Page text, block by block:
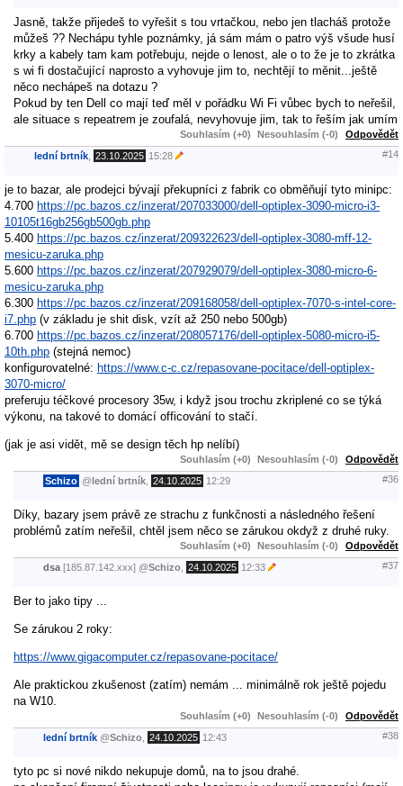
Jasně, takže přijedeš to vyřešit s tou vrtačkou, nebo jen tlacháš protože
můžeš ?? Nechápu tyhle poznámky, já sám mám o patro výš všude husí
krky a kabely tam kam potřebuju, nejde o lenost, ale o to že je to zkrátka
s wi fi dostačující naprosto a vyhovuje jim to, nechtějí to měnit...ještě
něco nechápeš na dotazu ?
Pokud by ten Dell co mají teď měl v pořádku Wi Fi vůbec bych to neřešil,
ale situace s repeatrem je zoufalá, nevyhovuje jim, tak to řeším jak umím
Souhlasím (+0) Nesouhlasím (-0) Odpovědět
lední brtník 23.10.2025 15:28 #14
je to bazar, ale prodejci bývají překupníci z fabrik co obměňují tyto minipc:
4.700 https://pc.bazos.cz/inzerat/207033000/dell-optiplex-3090-micro-i3-
10105t16gb256gb500gb.php
5.400 https://pc.bazos.cz/inzerat/209322623/dell-optiplex-3080-mff-12-
mesicu-zaruka.php
5.600 https://pc.bazos.cz/inzerat/207929079/dell-optiplex-3080-micro-6-
mesicu-zaruka.php
6.300 https://pc.bazos.cz/inzerat/209168058/dell-optiplex-7070-s-intel-core-
i7.php (v základu je shit disk, vzít až 250 nebo 500gb)
6.700 https://pc.bazos.cz/inzerat/208057176/dell-optiplex-5080-micro-i5-
10th.php (stejná nemoc)
konfigurovatelné: https://www.c-c.cz/repasovane-pocitace/dell-optiplex-
3070-micro/
preferuju téčkové procesory 35w, i když jsou trochu zkriplené co se týká
výkonu, na takové to domácí officování to stačí.
(jak je asi vidět, mě se design těch hp nelíbí)
Souhlasím (+0) Nesouhlasím (-0) Odpovědět
Schizo @ lední brtník 24.10.2025 12:29 #36
Díky, bazary jsem právě ze strachu z funkčnosti a následného řešení
problémů zatím neřešil, chtěl jsem něco se zárukou okdyž z druhé ruky.
Souhlasím (+0) Nesouhlasím (-0) Odpovědět
dsa [185.87.142.xxx] @Schizo 24.10.2025 12:33 #37
Ber to jako tipy ...
Se zárukou 2 roky:
https://www.gigacomputer.cz/repasovane-pocitace/
Ale praktickou zkušenost (zatím) nemám ... minimálně rok ještě pojedu
na W10.
Souhlasím (+0) Nesouhlasím (-0) Odpovědět
lední brtník @Schizo 24.10.2025 12:43 #38
tyto pc si nové nikdo nekupuje domů, na to jsou drahé.